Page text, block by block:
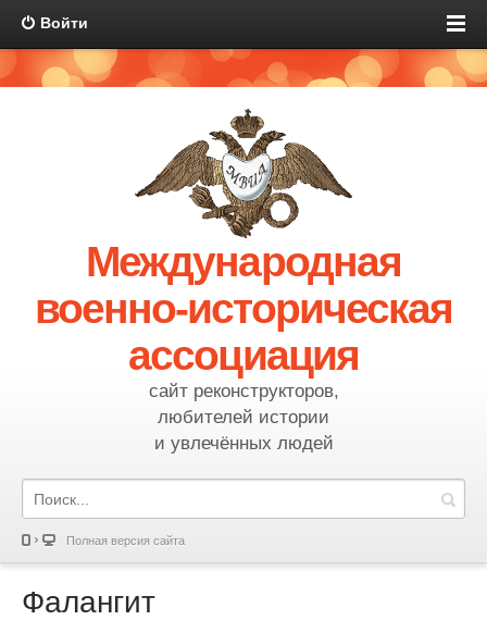
Войти
Международная
военно-историческая
ассоциация
сайт реконструкторов,
любителей истории
и увлечённых людей
Полная версия сайта
Фалангит